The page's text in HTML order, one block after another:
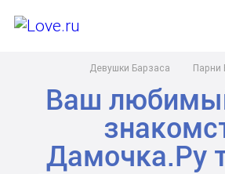
Девушки Барзаса Парни
Ваш
Дамочка.Ру